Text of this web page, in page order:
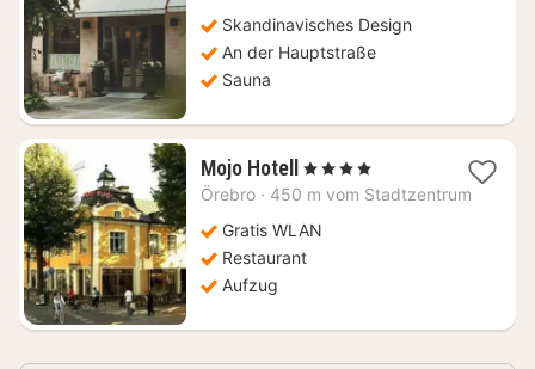
95,82
€
Skandinavisches Design
An der Hauptstraße
Sauna
Mojo Hotell 1
Nacht
101,05
€
, 4 Sterne
Örebro · 450 m vom Stadtzentrum
Gratis WLAN
Restaurant
Aufzug